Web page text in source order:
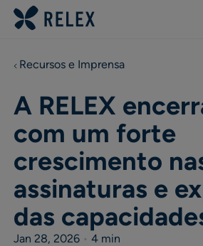
Recursos e Imprensa
A RELEX
com um forte
crescimento
assinaturas e
das
Jan 28, 2026 • 4 min